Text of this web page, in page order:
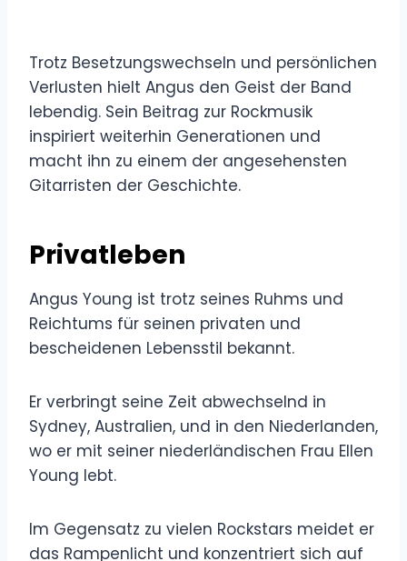
Trotz Besetzungswechseln und persönlichen
Verlusten hielt Angus den Geist der Band
lebendig. Sein Beitrag zur Rockmusik
inspiriert weiterhin Generationen und
macht ihn zu einem der angesehensten
Gitarristen der Geschichte.
Privatleben
Angus Young ist trotz seines Ruhms und
Reichtums für seinen privaten und
bescheidenen Lebensstil bekannt.
Er verbringt seine Zeit abwechselnd in
Sydney, Australien, und in den Niederlanden,
wo er mit seiner niederländischen Frau Ellen
Young lebt.
Im Gegensatz zu vielen Rockstars meidet er
das Rampenlicht und konzentriert sich auf